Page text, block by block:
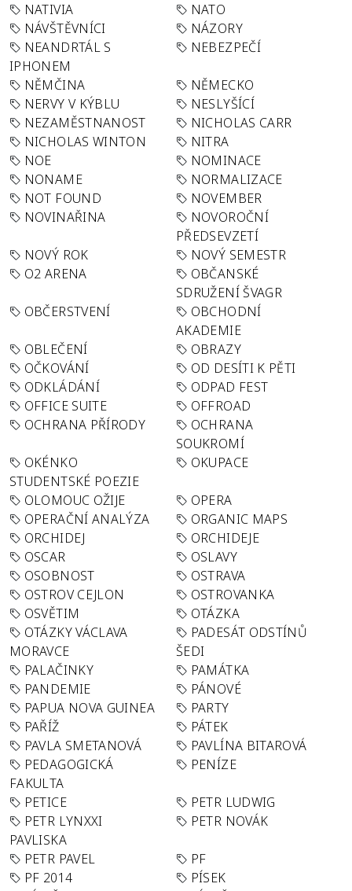
NATIVIA
NATO
NÁVŠTĚVNÍCI
NÁZORY
NEANDRTÁL S
IPHONEM
NEBEZPEČÍ
NĚMČINA
NĚMECKO
NERVY V KÝBLU
NESLYŠÍCÍ
NEZAMĚSTNANOST
NICHOLAS CARR
NICHOLAS WINTON
NITRA
NOE
NOMINACE
NONAME
NORMALIZACE
NOT FOUND
NOVEMBER
NOVINAŘINA
NOVOROČNÍ
PŘEDSEVZETÍ
NOVÝ ROK
NOVÝ SEMESTR
O2 ARENA
OBČANSKÉ
SDRUŽENÍ ŠVAGR
OBČERSTVENÍ
OBCHODNÍ
AKADEMIE
OBLEČENÍ
OBRAZY
OČKOVÁNÍ
OD DESÍTI K PĚTI
ODKLÁDÁNÍ
ODPAD FEST
OFFICE SUITE
OFFROAD
OCHRANA PŘÍRODY
OCHRANA
SOUKROMÍ
OKÉNKO
STUDENTSKÉ POEZIE
OKUPACE
OLOMOUC OŽIJE
OPERA
OPERAČNÍ ANALÝZA
ORGANIC MAPS
ORCHIDEJ
ORCHIDEJE
OSCAR
OSLAVY
OSOBNOST
OSTRAVA
OSTROV CEJLON
OSTROVANKA
OSVĚTIM
OTÁZKA
OTÁZKY VÁCLAVA
MORAVCE
PADESÁT ODSTÍNŮ
ŠEDI
PALAČINKY
PAMÁTKA
PANDEMIE
PÁNOVÉ
PAPUA NOVA GUINEA
PARTY
PAŘÍŽ
PÁTEK
PAVLA SMETANOVÁ
PAVLÍNA BITAROVÁ
PEDAGOGICKÁ
FAKULTA
PENÍZE
PETICE
PETR LUDWIG
PETR LYNXXI
PAVLISKA
PETR NOVÁK
PETR PAVEL
PF
PF 2014
PÍSEK